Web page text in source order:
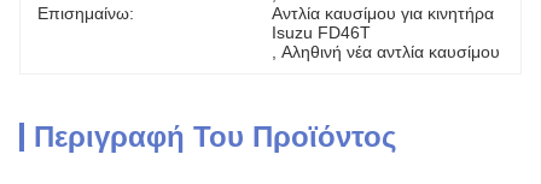
Επισημαίνω:
Αντλία καυσίμου για κινητήρα
Isuzu FD46T
Αληθινή νέα αντλία καυσίμου
Περιγραφή Του Προϊόντος